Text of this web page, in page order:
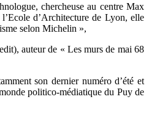
chercheuse au centre Max
d’Architecture de Lyon, elle
selon Michelin »,
auteur de « Les murs de mai 68
son dernier numéro d’été et
politico-médiatique du Puy de